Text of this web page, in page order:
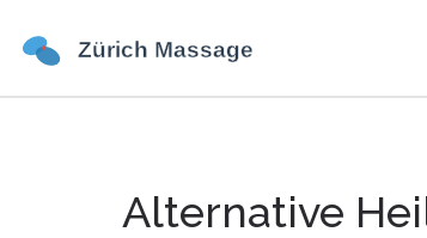
Alternative